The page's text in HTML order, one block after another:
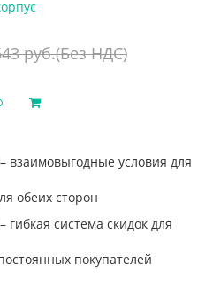
руб.(Без НДС)
обеих сторон
покупателей